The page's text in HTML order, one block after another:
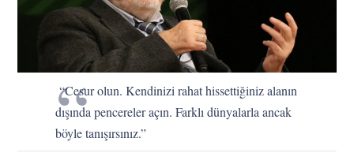
“Cesur olun. Kendinizi rahat hissettiğiniz alanın
dışında pencereler açın. Farklı dünyalarla ancak
böyle tanışırsınız.”